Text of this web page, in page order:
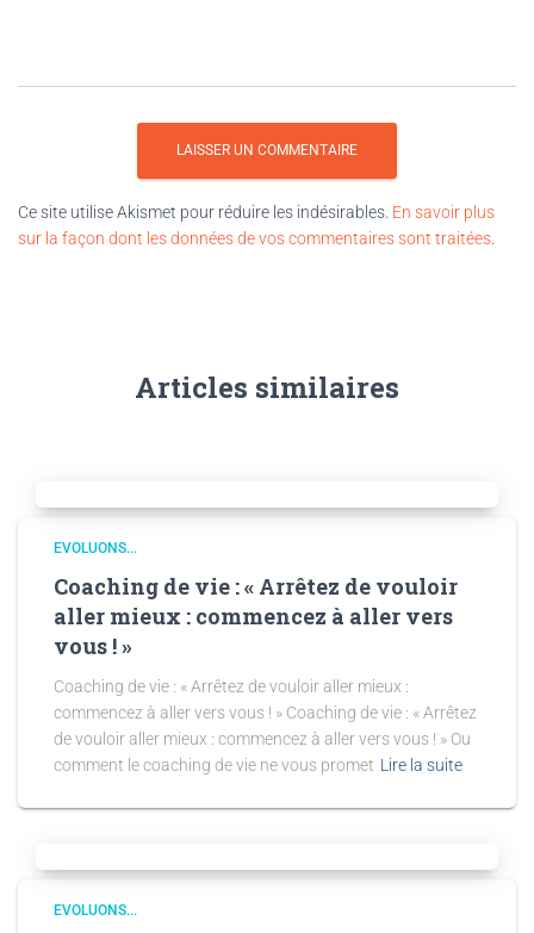
Ce site utilise Akismet pour réduire les indésirables. En savoir plus
sur la façon dont les données de vos commentaires sont traitées
Articles similaires
EVOLUONS...
Coaching de vie : « Arrêtez de vouloir
aller mieux : commencez à aller vers
vous ! »
Coaching de vie : « Arrêtez de vouloir aller mieux :
commencez à aller vers vous ! » Coaching de vie : « Arrêtez
de vouloir aller mieux : commencez à aller vers vous ! » Ou
comment le coaching de vie ne vous promet Lire la suite
EVOLUONS...